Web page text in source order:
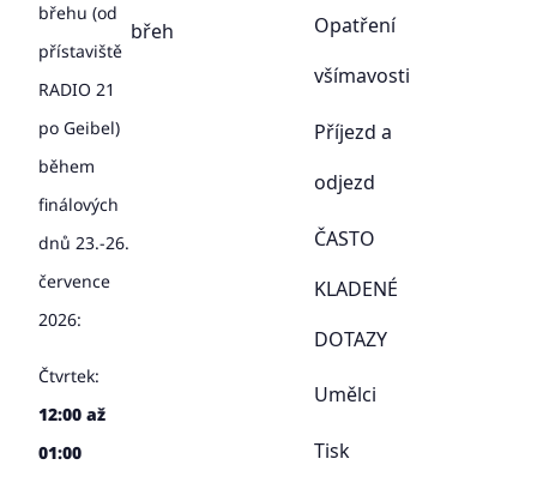
břehu (od
přístaviště
RADIO 21
po Geibel)
během
finálových
dnů 23.-26.
července
2026:
Čtvrtek:
12:00 až
01:00
břeh
Opatření
všímavosti
Příjezd a
odjezd
ČASTO
KLADENÉ
DOTAZY
Umělci
Tisk